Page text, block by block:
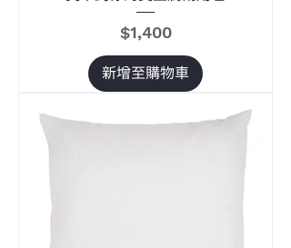
價格
$1,400
新增至購物車